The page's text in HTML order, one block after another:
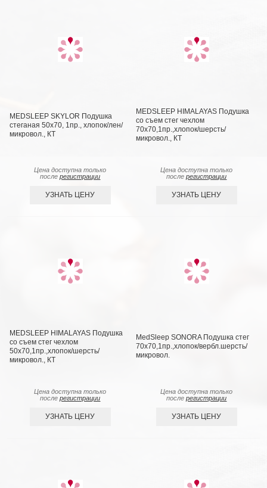
MEDSLEEP SKYLOR Подушка
стеганая 50х70, 1пр., хлопок/лен/
микровол., КТ
Цена доступна только
послерегистрации
УЗНАТЬ ЦЕНУ
MEDSLEEP HIMALAYAS Подушка
со съем стег чехлом
70х70,1пр.,хлопок/шерсть/
микровол., КТ
Цена доступна только
послерегистрации
УЗНАТЬ ЦЕНУ
MEDSLEEP HIMALAYAS Подушка
со съем стег чехлом
50х70,1пр.,хлопок/шерсть/
микровол., КТ
Цена доступна только
послерегистрации
УЗНАТЬ ЦЕНУ
MedSleep SONORA Подушка стег
70х70,1пр.,хлопок/вербл.шерсть/
микровол.
Цена доступна только
послерегистрации
УЗНАТЬ ЦЕНУ